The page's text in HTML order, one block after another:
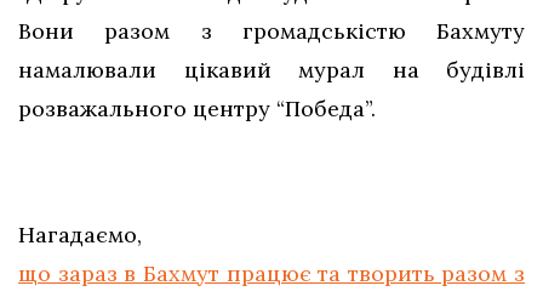
Вони разом з громадськістю Бахмуту
намалювали цікавий мурал на будівлі
розважального центру “Победа”.
Нагадаємо,
що зараз в Бахмут працює та творить разом з